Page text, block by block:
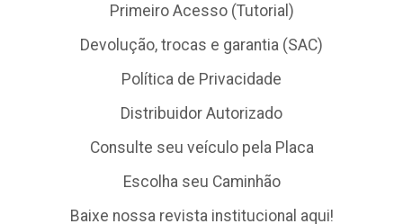
Primeiro Acesso (Tutorial)
Devolução, trocas e garantia (SAC)
Política de Privacidade
Distribuidor Autorizado
Consulte seu veículo pela Placa
Escolha seu Caminhão
Baixe nossa revista institucional aqui!